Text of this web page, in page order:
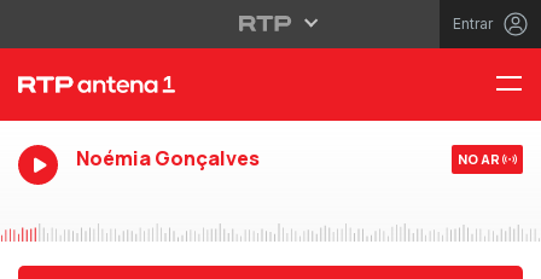
Entrar
Noémia Gonçalves NO AR